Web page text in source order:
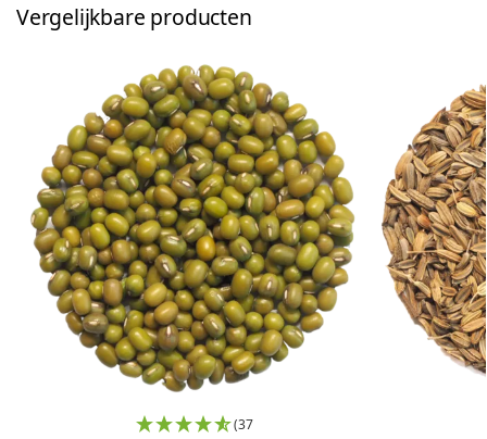
Vergelijkbare producten
(37